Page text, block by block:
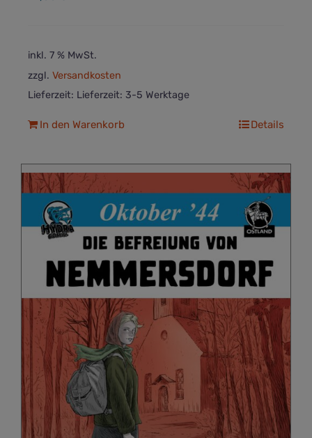
inkl. 7 % MwSt.
zzgl. Versandkosten
Lieferzeit: Lieferzeit: 3-5 Werktage
In den Warenkorb Details